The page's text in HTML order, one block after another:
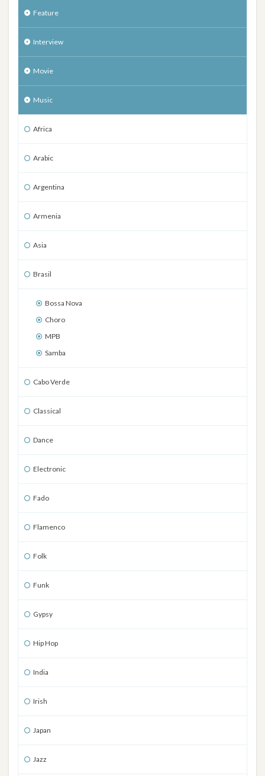
Feature
Interview
Movie
Music
Africa
Arabic
Argentina
Armenia
Asia
Brasil
Bossa Nova
Choro
MPB
Samba
Cabo Verde
Classical
Dance
Electronic
Fado
Flamenco
Folk
Funk
Gypsy
Hip Hop
India
Irish
Japan
Jazz